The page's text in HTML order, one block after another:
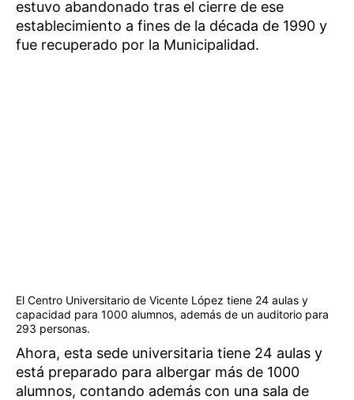
estuvo abandonado tras el cierre de ese
establecimiento a fines de la década de 1990 y
fue recuperado por la Municipalidad.
El Centro Universitario de Vicente López tiene 24 aulas y
capacidad para 1000 alumnos, además de un auditorio para
293 personas.
Ahora, esta sede universitaria tiene 24 aulas y
está preparado para albergar más de 1000
alumnos, contando además con una sala de